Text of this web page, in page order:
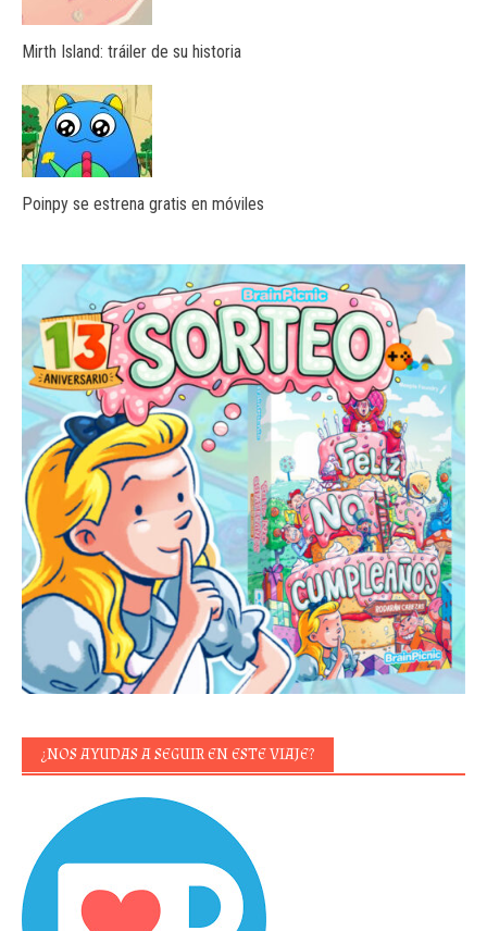
Mirth Island: tráiler de su historia
Poinpy se estrena gratis en móviles
¿NOS AYUDAS A SEGUIR EN ESTE VIAJE?